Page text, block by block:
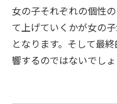
女の子それぞれの個性
て上げていくかが女の
となります。そして最
響するのではないでしょ